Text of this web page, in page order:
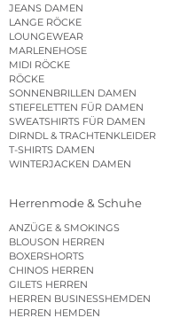
JEANS DAMEN
LANGE RÖCKE
LOUNGEWEAR
MARLENEHOSE
MIDI RÖCKE
RÖCKE
SONNENBRILLEN DAMEN
STIEFELETTEN FÜR DAMEN
SWEATSHIRTS FÜR DAMEN
DIRNDL & TRACHTENKLEIDER
T-SHIRTS DAMEN
WINTERJACKEN DAMEN
Herrenmode & Schuhe
ANZÜGE & SMOKINGS
BLOUSON HERREN
BOXERSHORTS
CHINOS HERREN
GILETS HERREN
HERREN BUSINESSHEMDEN
HERREN HEMDEN